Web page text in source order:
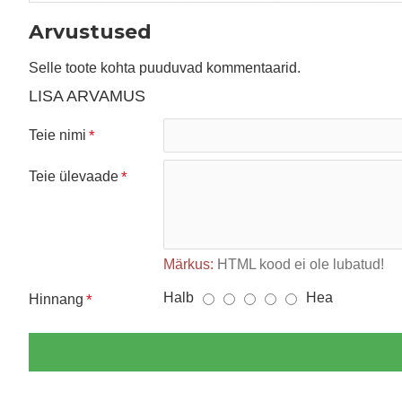
Arvustused
Selle toote kohta puuduvad kommentaarid.
LISA ARVAMUS
Teie nimi
Teie ülevaade
Märkus: HTML kood ei ole lubatud!
Hinnang Halb Hea